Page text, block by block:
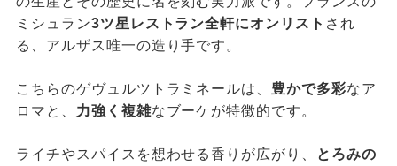
ミシュラン3ツ星レストラン全軒にオンリスト され
る、アルザス唯一の造り手です。
こちらのゲヴュルツトラミネールは、 豊かで多彩なア
ロマと、 力強く複雑なブーケが特徴的です。
ライチやスパイスを想わせる香りが広がり、
とろみの